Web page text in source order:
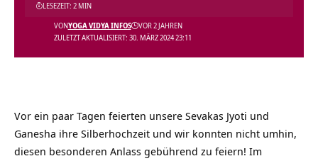
ZULETZT AKTUALISIERT: 30. MÄRZ 2024 23:11
VONYOGA VIDYA INFOS VOR 2 JAHREN
LESEZEIT: 2 MIN
Vor ein paar Tagen feierten unsere Sevakas Jyoti und
Ganesha ihre Silberhochzeit und wir konnten nicht umhin,
diesen besonderen Anlass gebührend zu feiern! Im